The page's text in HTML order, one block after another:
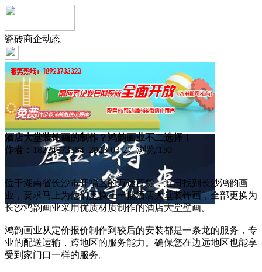
瓷砖商企动态
酒店大堂装饰画的制作？鸿韵画业不二选择！
作者：18274973384 2023-03-27 浏览:130
位于湖南省长沙市开福区的万达百货，近日找到长沙鸿韵画
业，要求马上为他们更换上一批酒店大堂装饰画，全部更换为
长沙鸿韵画业采用优质材质制作的酒店大堂壁画。
鸿韵画业从定价报价制作到较后的安装都是一条龙的服务，专
业的配送运输，跨地区的服务能力。确保您在边远地区也能享
受到家门口一样的服务。